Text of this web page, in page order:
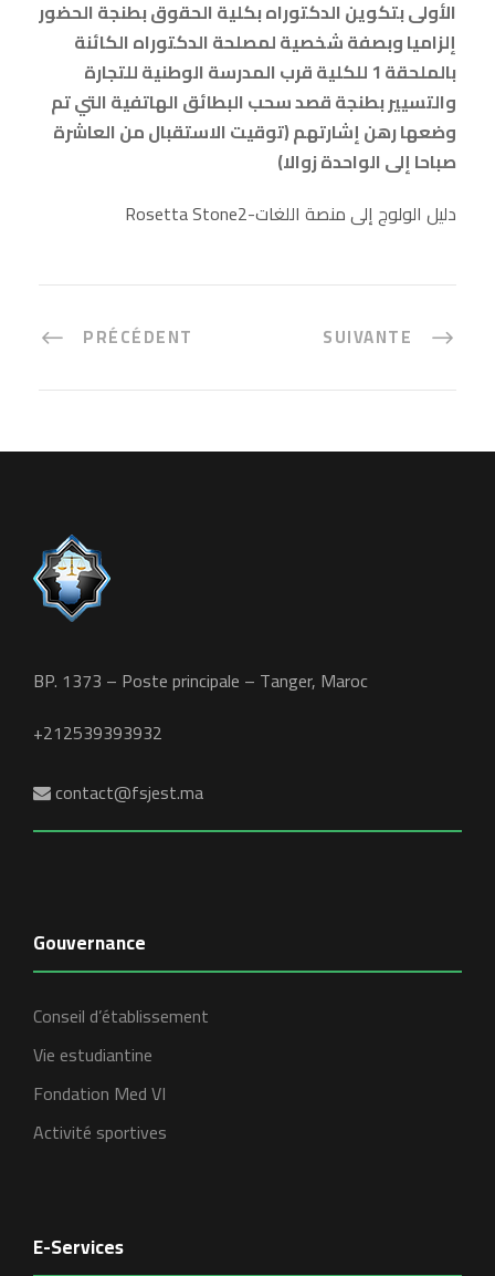
الأولى بتكوين الدكتوراه بكلية الحقوق بطنجة الحضور
إلزاميا وبصفة شخصية لمصلحة الدكتوراه الكائنة
بالملحقة 1 للكلية قرب المدرسة الوطنية للتجارة
والتسيير بطنجة قصد سحب البطائق الهاتفية التي تم
وضعها رهن إشارتهم (توقيت الاستقبال من العاشرة
صباحا إلى الواحدة زوالا)
Rosetta Stoneدليل الولوج إلى منصة اللغات-2
PRÉCÉDENT SUIVANTE
BP. 1373 – Poste principale – Tanger, Maroc
+212539393932
contact@fsjest.ma
Gouvernance
Conseil d’établissement
Vie estudiantine
Fondation Med VI
Activité sportives
E-Services